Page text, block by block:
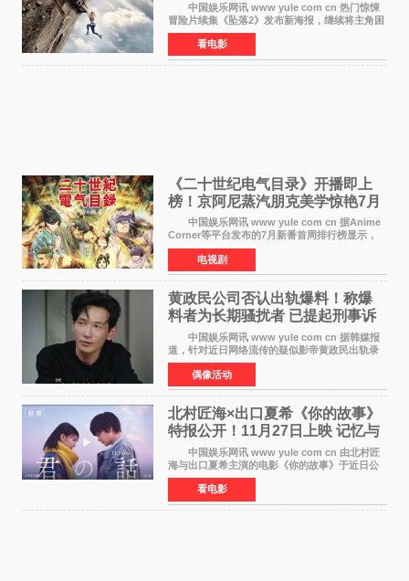
中国娱乐网讯 www yule com cn 热门惊悚
冒险片续集《坠落2》发布新海报，继续将主角困
于绝境高处——这一次，是摇摇欲坠的徒步栈
道。该片将于今年9月2日北美上映，恐高症患者
请提前做好心理
看电影
《二十世纪电气目录》开播即上
榜！京阿尼蒸汽朋克美学惊艳7月
新番季
中国娱乐网讯 www yule com cn 据Anime
Corner等平台发布的7月新番首周排行榜显示，
由京都动画制作的《二十世纪电气目录》在多个
榜单中表现亮眼，位列AniLab全球TOP10第十
名。该剧改编自结
电视剧
黄政民公司否认出轨爆料！称爆
料者为长期骚扰者 已提起刑事诉
中国娱乐网讯 www yule com cn 据韩媒报
道，针对近日网络流传的疑似影帝黄政民出轨录
音及短信爆料，黄政民所属经纪公司于今日正式
发表声明，明确否认相关传闻。 公司表示，
爆料者是一名长
偶像活动
北村匠海×出口夏希《你的故事》
特报公开！11月27日上映 记忆与
初恋的奇幻交织
中国娱乐网讯 www yule com cn 由北村匠
海与出口夏希主演的电影《你的故事》于近日公
开特报影像，正式定档11月27日上映。 本片
改编自三秋缒同名小说，编剧由曾执笔《孤独摇
滚！》的吉田惠
看电影